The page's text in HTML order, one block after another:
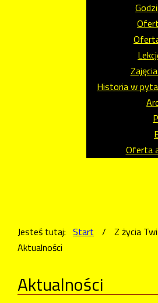
Historia w
Oferta
Jesteś tutaj: Start / Z życia
Aktualności
Aktualności